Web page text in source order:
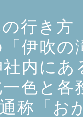
行き方
「伊吹
内にあ
一色と
称「お